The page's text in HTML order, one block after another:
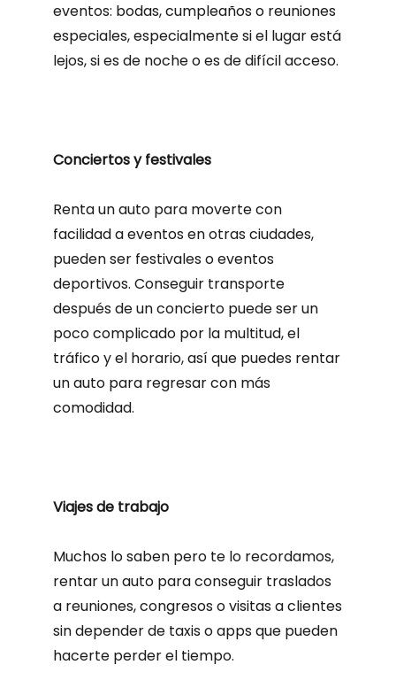
eventos: bodas, cumpleaños o reuniones
especiales, especialmente si el lugar está
lejos, si es de noche o es de difícil acceso.
Conciertos y festivales
Renta un auto para moverte con
facilidad a eventos en otras ciudades,
pueden ser festivales o eventos
deportivos. Conseguir transporte
después de un concierto puede ser un
poco complicado por la multitud, el
tráfico y el horario, así que puedes rentar
un auto para regresar con más
comodidad.
Viajes de trabajo
Muchos lo saben pero te lo recordamos,
rentar un auto para conseguir traslados
a reuniones, congresos o visitas a clientes
sin depender de taxis o apps que pueden
hacerte perder el tiempo.